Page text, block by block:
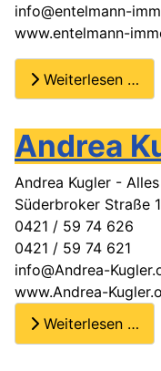
info@entelmann-
www.entelmann-
Weiterlesen …
Andrea
Andrea Kugler -
Süderbroker Straße
0421 / 59 74 626
0421 / 59 74 621
info@Andrea-
www.Andrea-
Weiterlesen …